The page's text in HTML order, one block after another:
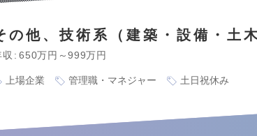
の他、技術系（建築・設備・土
650万円～999万円
上場企業 管理職・マネジャー 土日祝休み